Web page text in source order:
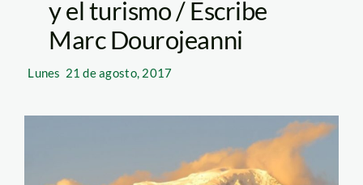
y el turismo / Escribe
Marc Dourojeanni
Lunes 21 de agosto, 2017